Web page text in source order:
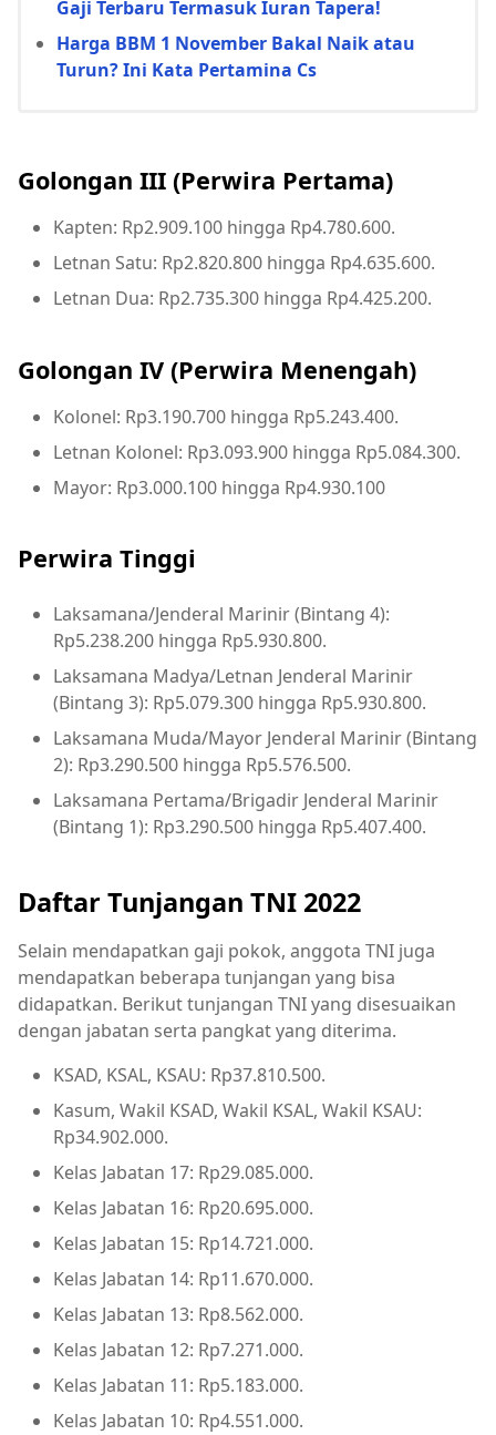
Gaji Terbaru Termasuk Iuran Tapera!
Harga BBM 1 November Bakal Naik atau
Turun? Ini Kata Pertamina Cs
Golongan III (Perwira Pertama)
Kapten: Rp2.909.100 hingga Rp4.780.600.
Letnan Satu: Rp2.820.800 hingga Rp4.635.600.
Letnan Dua: Rp2.735.300 hingga Rp4.425.200.
Golongan IV (Perwira Menengah)
Kolonel: Rp3.190.700 hingga Rp5.243.400.
Letnan Kolonel: Rp3.093.900 hingga Rp5.084.300.
Mayor: Rp3.000.100 hingga Rp4.930.100
Perwira Tinggi
Laksamana/Jenderal Marinir (Bintang 4):
Rp5.238.200 hingga Rp5.930.800.
Laksamana Madya/Letnan Jenderal Marinir
(Bintang 3): Rp5.079.300 hingga Rp5.930.800.
Laksamana Muda/Mayor Jenderal Marinir (Bintang
2): Rp3.290.500 hingga Rp5.576.500.
Laksamana Pertama/Brigadir Jenderal Marinir
(Bintang 1): Rp3.290.500 hingga Rp5.407.400.
Daftar Tunjangan TNI 2022
Selain mendapatkan gaji pokok, anggota TNI juga
mendapatkan beberapa tunjangan yang bisa
didapatkan. Berikut tunjangan TNI yang disesuaikan
dengan jabatan serta pangkat yang diterima.
KSAD, KSAL, KSAU: Rp37.810.500.
Kasum, Wakil KSAD, Wakil KSAL, Wakil KSAU:
Rp34.902.000.
Kelas Jabatan 17: Rp29.085.000.
Kelas Jabatan 16: Rp20.695.000.
Kelas Jabatan 15: Rp14.721.000.
Kelas Jabatan 14: Rp11.670.000.
Kelas Jabatan 13: Rp8.562.000.
Kelas Jabatan 12: Rp7.271.000.
Kelas Jabatan 11: Rp5.183.000.
Kelas Jabatan 10: Rp4.551.000.